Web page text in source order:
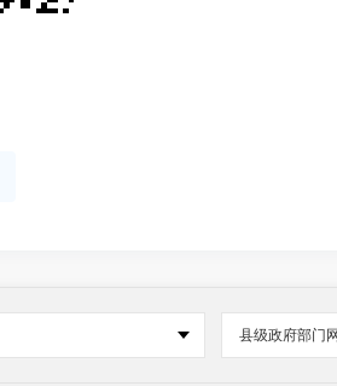
县级政府部门